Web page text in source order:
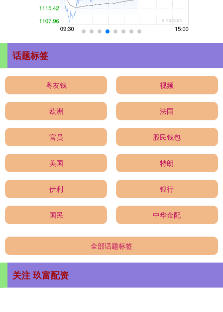
话题标签
粤友钱 视频
欧洲 法国
官员 股民钱包
美国 特朗
伊利 银行
国民 中华金配
全部话题标签
关注 玖富配资